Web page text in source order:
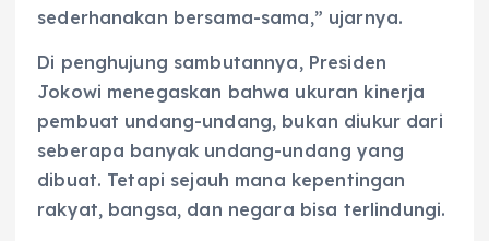
sederhanakan bersama-sama,” ujarnya.
Di penghujung sambutannya, Presiden
Jokowi menegaskan bahwa ukuran kinerja
pembuat undang-undang, bukan diukur dari
seberapa banyak undang-undang yang
dibuat. Tetapi sejauh mana kepentingan
rakyat, bangsa, dan negara bisa terlindungi.